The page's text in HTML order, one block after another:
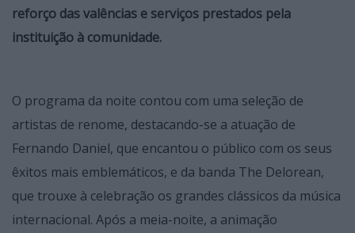
reforço das valências e serviços prestados pela
instituição à comunidade.
O programa da noite contou com uma seleção de
artistas de renome, destacando-se a atuação de
Fernando Daniel, que encantou o público com os seus
êxitos mais emblemáticos, e da banda The Delorean,
que trouxe à celebração os grandes clássicos da música
internacional. Após a meia-noite, a animação